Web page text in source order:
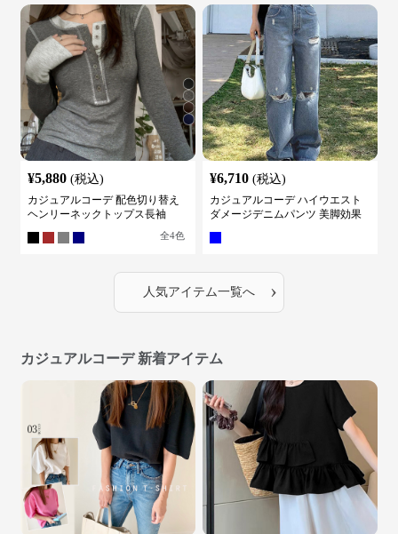
¥5,880 (税込)
カジュアルコーデ 配色切り替え
ヘンリーネックトップス長袖
全4色
¥6,710 (税込)
カジュアルコーデ ハイウエスト
ダメージデニムパンツ 美脚効果
人気アイテム一覧へ ›
カジュアルコーデ 新着アイテム